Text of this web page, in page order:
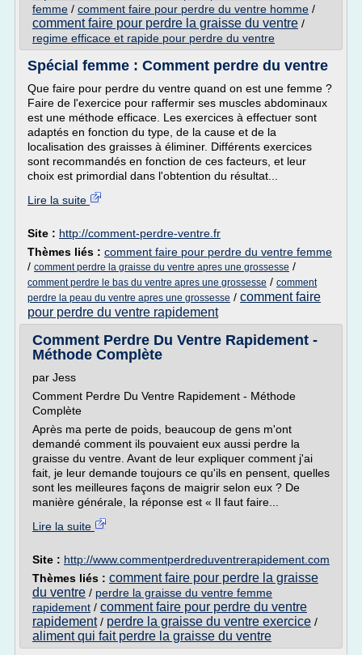
femme / comment faire pour perdre du ventre homme /
comment faire pour perdre la graisse du ventre /
regime efficace et rapide pour perdre du ventre
Spécial femme : Comment perdre du ventre
Que faire pour perdre du ventre quand on est une femme ?
Faire de l'exercice pour raffermir ses muscles abdominaux
est une méthode efficace. Les exercices à effectuer sont
adaptés en fonction du type, de la cause et de la
localisation des graisses à éliminer. Différents exercices
sont recommandés en fonction de ces facteurs, et leur
choix est primordial dans l'obtention du résultat...
Lire la suite
Site : http://comment-perdre-ventre.fr
Thèmes liés : comment faire pour perdre du ventre femme
/ comment perdre la graisse du ventre apres une grossesse /
comment perdre le bas du ventre apres une grossesse / comment
perdre la peau du ventre apres une grossesse / comment faire
pour perdre du ventre rapidement
Comment Perdre Du Ventre Rapidement -
Méthode Complète
par Jess
Comment Perdre Du Ventre Rapidement - Méthode
Complète
Après ma perte de poids, beaucoup de gens m'ont
demandé comment ils pouvaient eux aussi perdre la
graisse du ventre. Avant de leur expliquer comment j'ai
fait, je leur demande toujours ce qu'ils en pensent, quelles
sont les meilleures façons de maigrir selon eux ? De
manière générale, la réponse est « Il faut faire...
Lire la suite
Site : http://www.commentperdreduventrerapidement.com
Thèmes liés : comment faire pour perdre la graisse
du ventre / perdre la graisse du ventre femme
rapidement / comment faire pour perdre du ventre
rapidement/ perdre la graisse du ventre exercice /
aliment qui fait perdre la graisse du ventre